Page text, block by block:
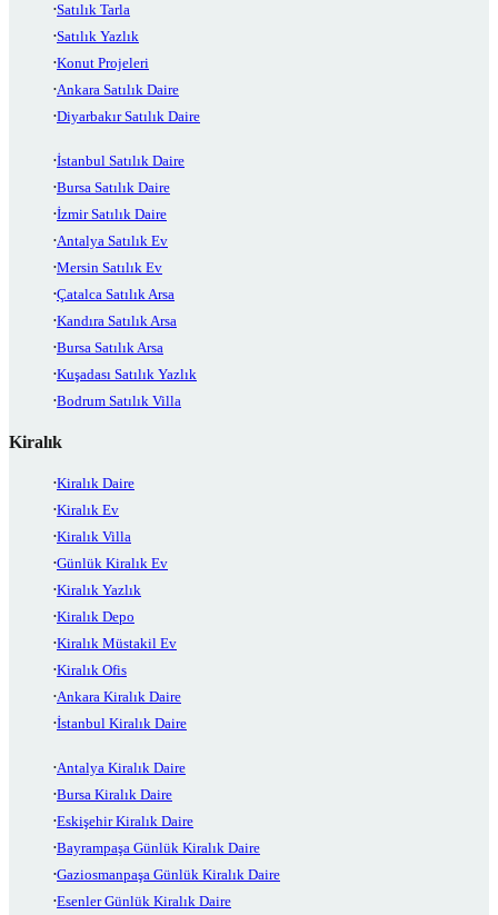
Satılık Tarla
Satılık Yazlık
Konut Projeleri
Ankara Satılık Daire
Diyarbakır Satılık Daire
İstanbul Satılık Daire
Bursa Satılık Daire
İzmir Satılık Daire
Antalya Satılık Ev
Mersin Satılık Ev
Çatalca Satılık Arsa
Kandıra Satılık Arsa
Bursa Satılık Arsa
Kuşadası Satılık Yazlık
Bodrum Satılık Villa
Kiralık
Kiralık Daire
Kiralık Ev
Kiralık Villa
Günlük Kiralık Ev
Kiralık Yazlık
Kiralık Depo
Kiralık Müstakil Ev
Kiralık Ofis
Ankara Kiralık Daire
İstanbul Kiralık Daire
Antalya Kiralık Daire
Bursa Kiralık Daire
Eskişehir Kiralık Daire
Bayrampaşa Günlük Kiralık Daire
Gaziosmanpaşa Günlük Kiralık Daire
Esenler Günlük Kiralık Daire